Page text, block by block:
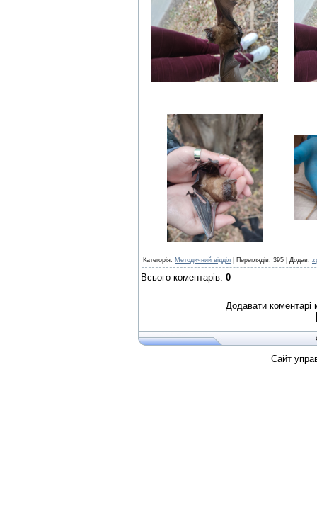
Категорія: Методичний відділ Переглядів: 395 Додав:
Всього коментарів: 0
Додавати коментарі
Сайт